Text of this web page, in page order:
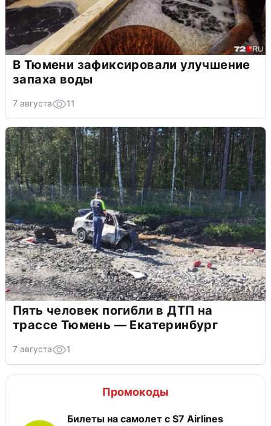
В Тюмени зафиксировали улучшение
запаха воды
7 августа 11
Пять человек погибли в ДТП на
трассе Тюмень — Екатеринбург
7 августа 1
Промокоды
Билеты на самолет с S7 Airlines